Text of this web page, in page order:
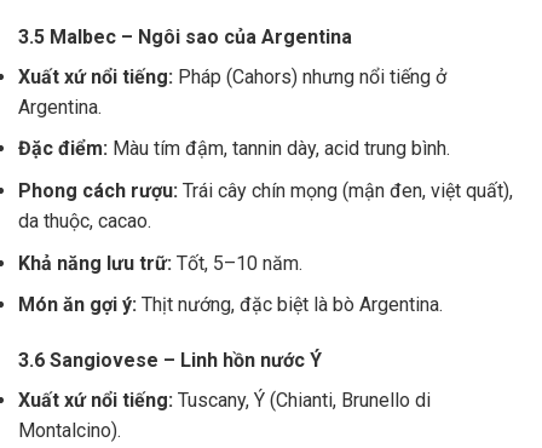
3.5 Malbec – Ngôi sao của Argentina
Xuất xứ nổi tiếng: Pháp (Cahors) nhưng nổi tiếng ở
Argentina.
Đặc điểm: Màu tím đậm, tannin dày, acid trung bình.
Phong cách rượu: Trái cây chín mọng (mận đen, việt quất),
da thuộc, cacao.
Khả năng lưu trữ: Tốt, 5–10 năm.
Món ăn gợi ý: Thịt nướng, đặc biệt là bò Argentina.
3.6 Sangiovese – Linh hồn nước Ý
Xuất xứ nổi tiếng: Tuscany, Ý (Chianti, Brunello di
Montalcino).